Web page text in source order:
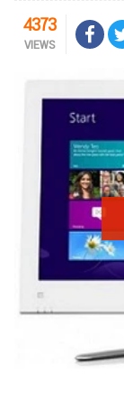
4373
VIEWS